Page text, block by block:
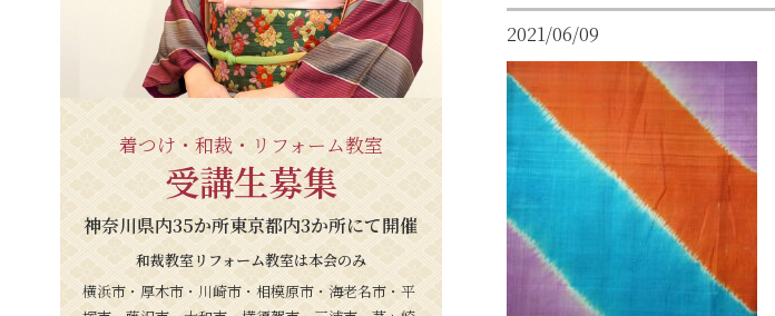
2021/06/09
着つけ・和裁・リフォーム教室
受講生募集
神奈川県内35か所東京都内3か所にて開催
和裁教室リフォーム教室は本会のみ
横浜市・厚木市・川崎市・相模原市・海老名市・平